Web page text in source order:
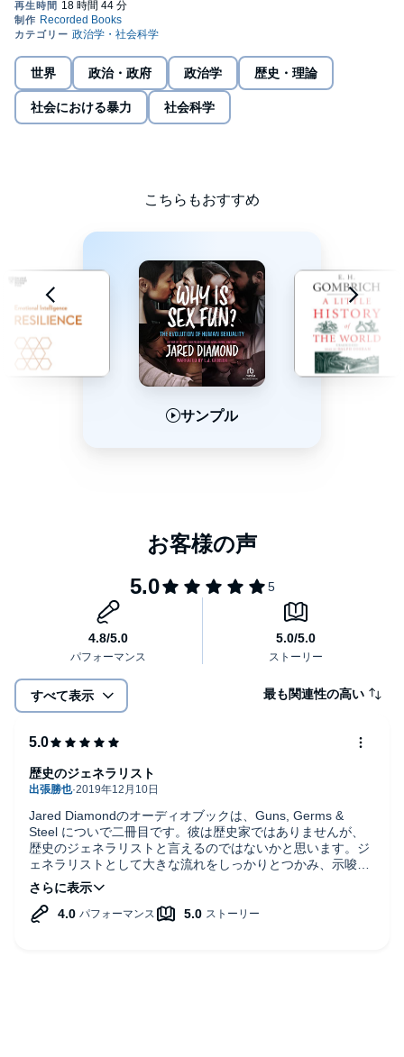
countries have survived defining upheavals in the recent past -
from US Commodore Perry's arrival in Japan to the Soviet
invasion of Finland to Pinochet's regime in Chile - through a
process of painful self-appraisal and adaptation, and he identifies
patterns in the way that these distinct nations recovered from
calamity. Looking ahead to the future, he investigates whether the
US and the world are squandering their natural advantages on a
path toward political conflict and decline. Or can we still learn
Adding a psychological dimension to the awe-inspiring grasp of
history, geography, economics, and anthropology that marks all
Diamond's work,Upheavalreveals how both nations and
世界 政治・政府 政治学 歴史・理論
社会における暴力 社会科学
こちらもおすすめ
サンプル
すべて表示 最も関連性の高い
Jared Diamondのオーディオブックは、Guns, Germs &
Steel についで二冊目です。彼は歴史家ではありませんが、
歴史のジェネラリストと言えるのではないかと思います。ジ
ェネラリストとして大きな流れをしっかりとつかみ、示唆に
富む方向性を示してくれていると思いました。
歴史のジェネラリスト